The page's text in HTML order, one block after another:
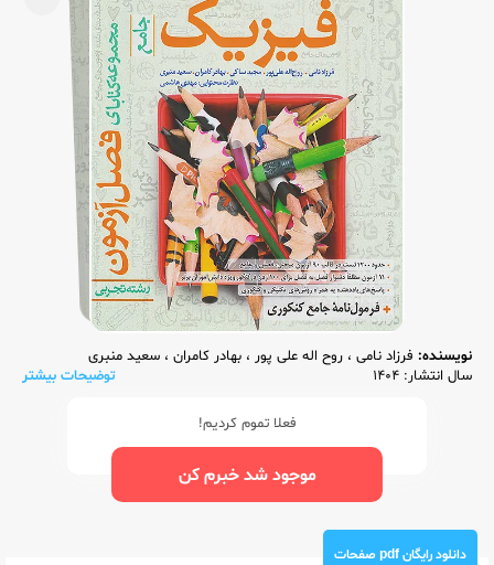
نویسنده: فرزاد نامی ، روح اله علی پور ، بهادر کامران ، سعید منبری
سال انتشار: 1404
توضیحات بیشتر
فعلا تموم کردیم!
موجود شد خبرم کن
دانلود رایگان pdf صفحات